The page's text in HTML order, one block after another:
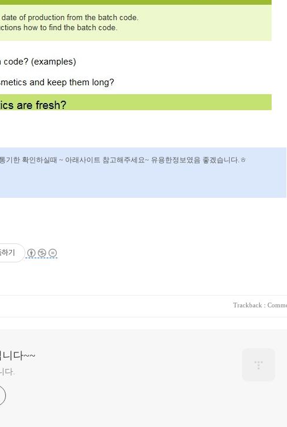
기한 확인하실때 ~ 아래사이트 참고해주세요~ 유용한정보였음 좋겠습니다.ㅎ
기
Trackback :
다~~
다.